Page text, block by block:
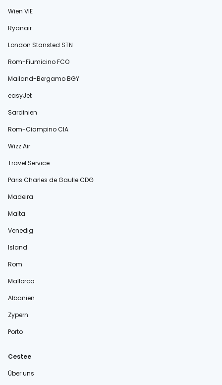
Wien VIE
Ryanair
London Stansted STN
Rom-Fiumicino FCO
Mailand-Bergamo BGY
easyJet
Sardinien
Rom-Ciampino CIA
Wizz Air
Travel Service
Paris Charles de Gaulle CDG
Madeira
Malta
Venedig
Island
Rom
Mallorca
Albanien
Zypern
Porto
Cestee
Über uns